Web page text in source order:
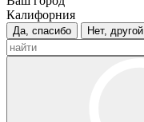
Калифорния
Да, спасибо Нет, другой